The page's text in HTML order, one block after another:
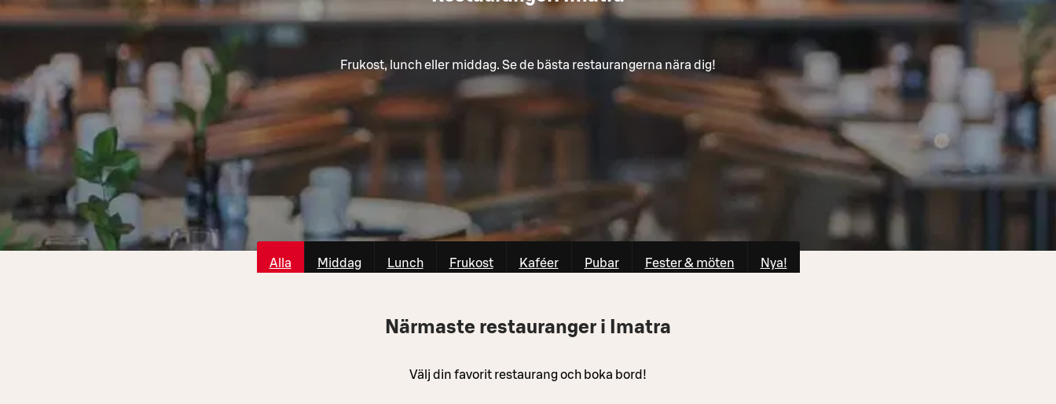
Frukost, lunch eller middag. Se de bästa restaurangerna nära dig!
Alla Middag Lunch Frukost Kaféer Pubar Fester & möten Nya!
Närmaste restauranger i Imatra
Välj din favorit restaurang och boka bord!